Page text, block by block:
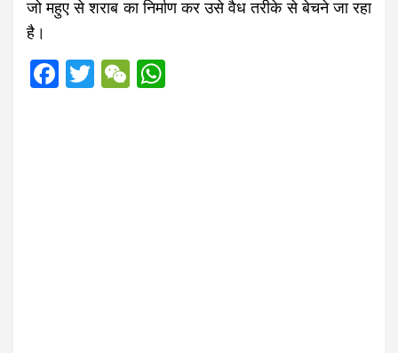
जो महुए से शराब का निर्माण कर उसे वैध तरीके से बेचने जा रहा
है।
F
T
W